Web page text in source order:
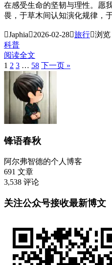
在感受生命的坚韧与理性。愿
畏，于草木间认知演化规律，
Japhia2026-02-28旅行浏览
科普
阅读全文
1 2 3 … 58 下一页 »
锋语春秋
阿尔弗智德的个人博客
691 文章
3,538 评论
关注公众号接收最新博文